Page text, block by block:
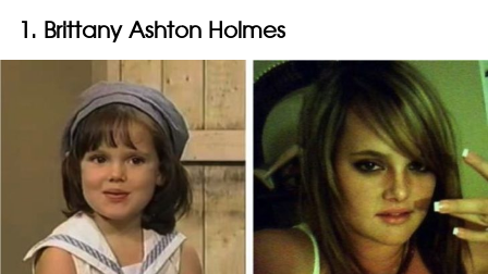
1. Brittany Ashton Holmes